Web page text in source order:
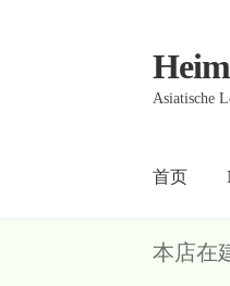
Skip
Skip
Asiatische
首页
首页
本店在